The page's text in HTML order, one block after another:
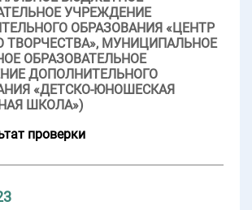
УЧРЕЖДЕНИЕ
ОБРАЗОВАНИЯ «ЦЕНТР
ТВОРЧЕСТВА», МУНИЦИПАЛЬНОЕ
ОБРАЗОВАТЕЛЬНОЕ
ДОПОЛНИТЕЛЬНОГО
«ДЕТСКО-ЮНОШЕСКАЯ
ШКОЛА»)
проверки